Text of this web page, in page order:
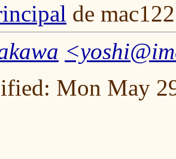
de
Mon May